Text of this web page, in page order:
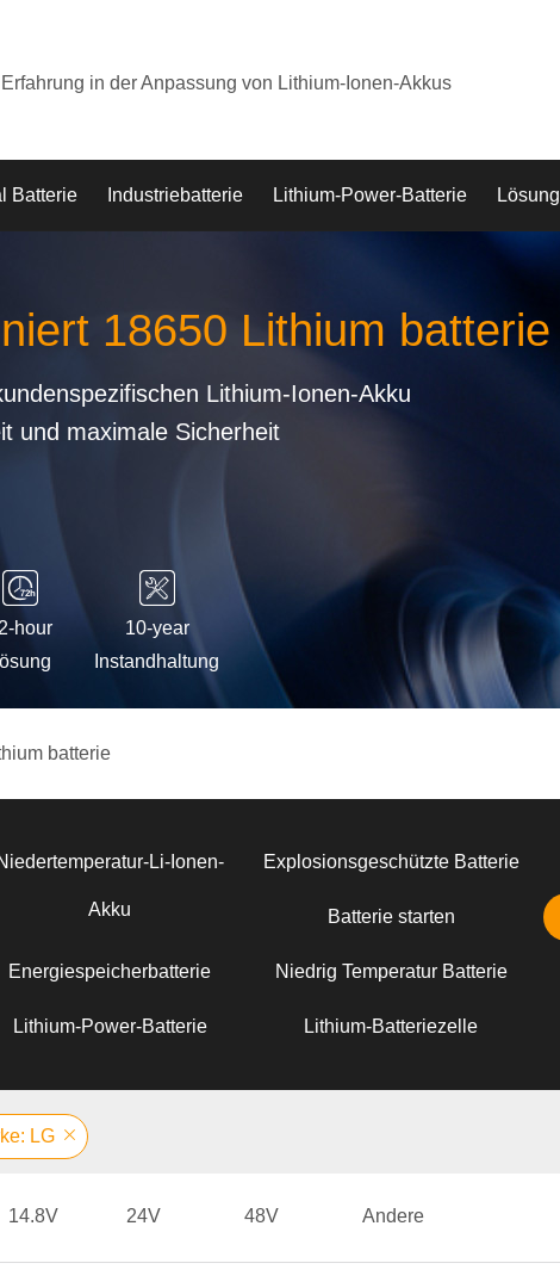
in der Anpassung von Lithium-Ionen-Akkus
Batterie Industriebatterie Lithium-Power-Batterie Lösung
18650 Lithium batterie
Lithium-Ionen-Akku
und maximale Sicherheit
hour
10-year
Instandhaltung
batterie
Li-Ionen-
Akku
Explosionsgeschützte Batterie
Batterie starten
Energiespeicherbatterie Niedrig Temperatur Batterie
Lithium-Power-Batterie Lithium-Batteriezelle
LG
14.8V 24V 48V Andere